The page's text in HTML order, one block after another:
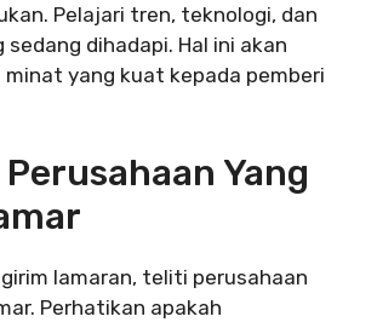
Pelajari tren, teknologi, dan
sedang dihadapi. Hal ini akan
minat yang kuat kepada pemberi
Yang
lamaran, teliti perusahaan
Perhatikan apakah